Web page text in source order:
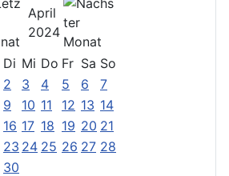
April
2024
Di Mi Do Fr Sa So
2 3 4 5 6
7
9 10 11 12 13 14
16 17 18 19 20 21
23 24 25 26 27 28
30